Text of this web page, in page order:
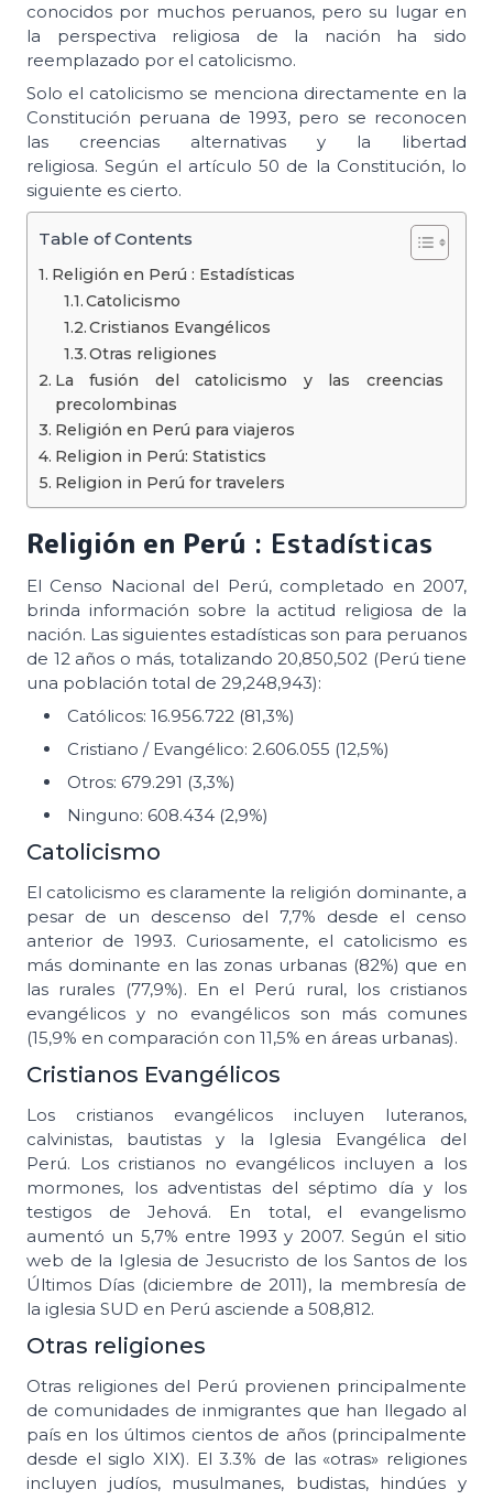
conocidos por muchos peruanos, pero su lugar en
la perspectiva religiosa de la nación ha sido
reemplazado por el catolicismo.
Solo el catolicismo se menciona directamente en la
Constitución peruana de 1993, pero se reconocen
las creencias alternativas y la libertad
religiosa. Según el artículo 50 de la Constitución, lo
siguiente es cierto.
Table of Contents
Religión en Perú : Estadísticas
Catolicismo
Cristianos Evangélicos
Otras religiones
La fusión del catolicismo y las creencias
precolombinas
Religión en Perú para viajeros
Religion in Perú: Statistics
Religion in Perú for travelers
Religión en Perú : Estadísticas
El Censo Nacional del Perú, completado en 2007,
brinda información sobre la actitud religiosa de la
nación. Las siguientes estadísticas son para peruanos
de 12 años o más, totalizando 20,850,502 (Perú tiene
una población total de 29,248,943):
Católicos: 16.956.722 (81,3%)
Cristiano / Evangélico: 2.606.055 (12,5%)
Otros: 679.291 (3,3%)
Ninguno: 608.434 (2,9%)
Catolicismo
El catolicismo es claramente la religión dominante, a
pesar de un descenso del 7,7% desde el censo
anterior de 1993. Curiosamente, el catolicismo es
más dominante en las zonas urbanas (82%) que en
las rurales (77,9%). En el Perú rural, los cristianos
evangélicos y no evangélicos son más comunes
(15,9% en comparación con 11,5% en áreas urbanas).
Cristianos Evangélicos
Los cristianos evangélicos incluyen luteranos,
calvinistas, bautistas y la Iglesia Evangélica del
Perú. Los cristianos no evangélicos incluyen a los
mormones, los adventistas del séptimo día y los
testigos de Jehová. En total, el evangelismo
aumentó un 5,7% entre 1993 y 2007. Según el sitio
web de la Iglesia de Jesucristo de los Santos de los
Últimos Días (diciembre de 2011), la membresía de
la iglesia SUD en Perú asciende a 508,812.
Otras religiones
Otras religiones del Perú provienen principalmente
de comunidades de inmigrantes que han llegado al
país en los últimos cientos de años (principalmente
desde el siglo XIX). El 3.3% de las «otras» religiones
incluyen judíos, musulmanes, budistas, hindúes y